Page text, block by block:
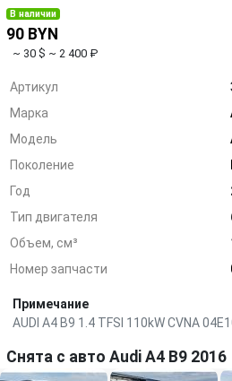
В наличии
90 BYN
~ 30 $ ~ 2 400 ₽
Артикул
Марка
Модель
Поколение
Год
Тип двигателя
Объем, см³
Номер запчасти
Примечание
AUDI A4 B9 1.4 TFSI 110kW CVNA
Снята с авто Audi A4 B9 2016